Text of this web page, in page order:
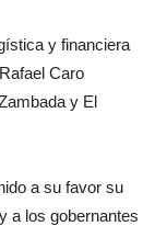
y financiera
Caro
y El
a su favor su
a los gobernantes